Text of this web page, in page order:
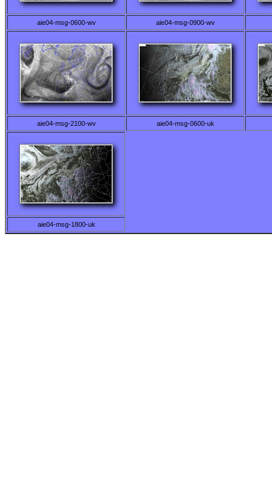
aie04-msg-0600-wv aie04-msg-0900-wv
aie04-msg-2100-wv aie04-msg-0600-uk
aie04-msg-1800-uk